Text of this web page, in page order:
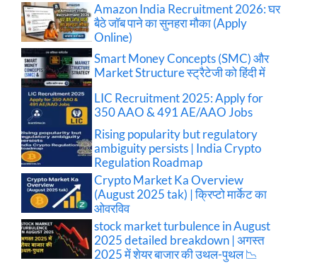
Amazon India Recruitment 2026: घर
बैठे जॉब पाने का सुनहरा मौका (Apply
Online)
Smart Money Concepts (SMC) और
Market Structure स्ट्रैटेजी को हिंदी में
LIC Recruitment 2025: Apply for
350 AAO & 491 AE/AAO Jobs
Rising popularity but regulatory
ambiguity persists | India Crypto
Regulation Roadmap
Crypto Market Ka Overview
(August 2025 tak) | क्रिप्टो मार्केट का
ओवरविव
stock market turbulence in August
2025 detailed breakdown | अगस्त
2025 में शेयर बाजार की उथल-पुथल 📉